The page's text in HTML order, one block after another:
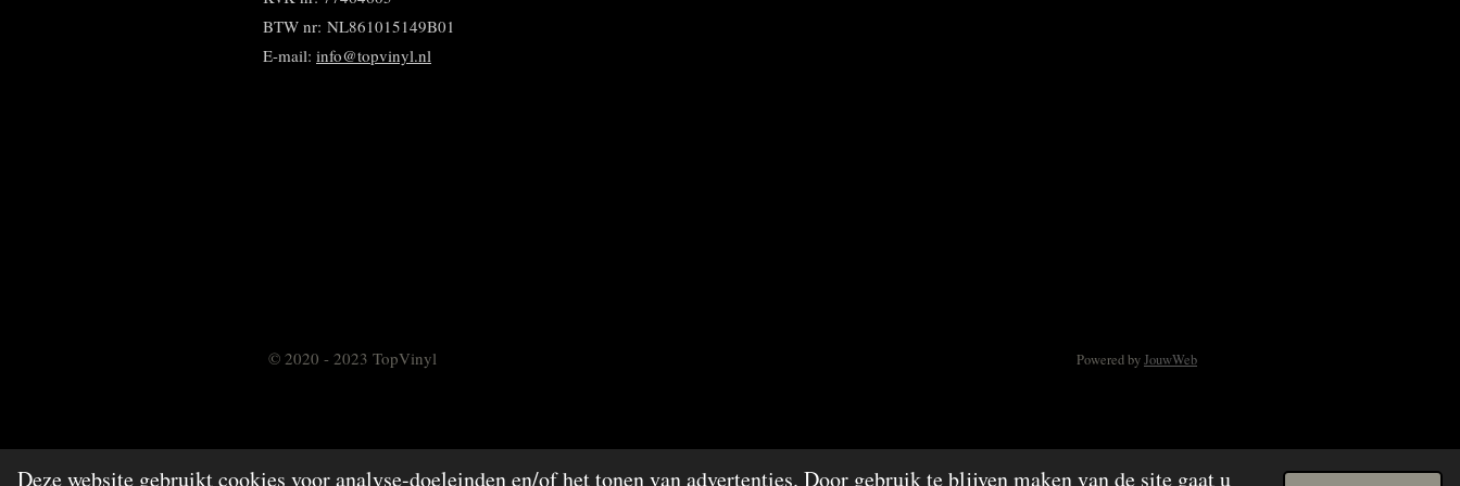
Deze website gebruikt cookies voor analyse-doeleinden en/of het tonen van advertenties. Door gebruik te blijven maken van de site gaat u
BTW nr: NL861015149B01
E-mail: info@topvinyl.nl
© 2020 - 2023 TopVinyl Powered byJouwWeb